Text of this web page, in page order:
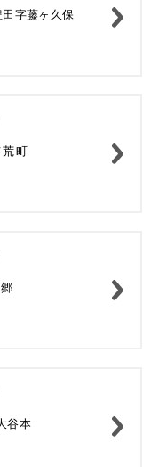
字藤ヶ久保
町
谷本